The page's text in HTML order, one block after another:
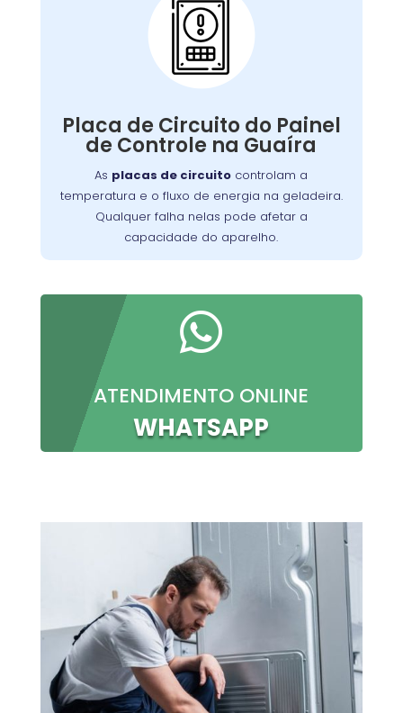
Placa de Circuito do Painel
de Controle na Guaíra
As placas de circuito controlam a
temperatura e o fluxo de energia na geladeira.
Qualquer falha nelas pode afetar a
capacidade do aparelho.
Problemas com a
Placa de Circuito do
Painel de Controle:
Qualquer falha nelas pode afetar a
capacidade do aparelho
de manter a
temperatura ideal.
Nossa equipe está
equipada para diagnosticar e reparar
problemas relacionados à placa de
circuito
, garantindo que sua geladeira
funcione perfeitamente.

ATENDIMENTO ONLINE
WHATSAPP